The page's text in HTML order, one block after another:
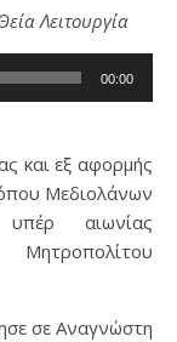
Λειτουργία
00:00
και εξ αφορμής
Μεδιολάνων
υπέρ αιωνίας
σε Αναγνώστη